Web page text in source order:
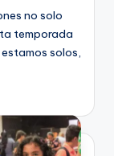
no solo
temporada
solos,